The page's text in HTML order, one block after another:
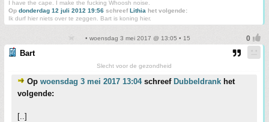
I have the cape. I make the fucking Whoosh noise.
Op donderdag 12 juli 2012 19:56 schreefLithia het volgende:
Ik durf hier niets over te zeggen. Bart is koning hier.
• woensdag 3 mei 2017 @ 13:05 • 15
Bart
Slecht voor de gezondheid
Op woensdag 3 mei 2017 13:04schreef Dubbeldrank het
volgende:
[..]